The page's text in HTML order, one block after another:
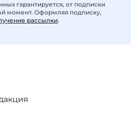
гарантируется, от подписки
момент. Оформляя подписку,
рассылки.